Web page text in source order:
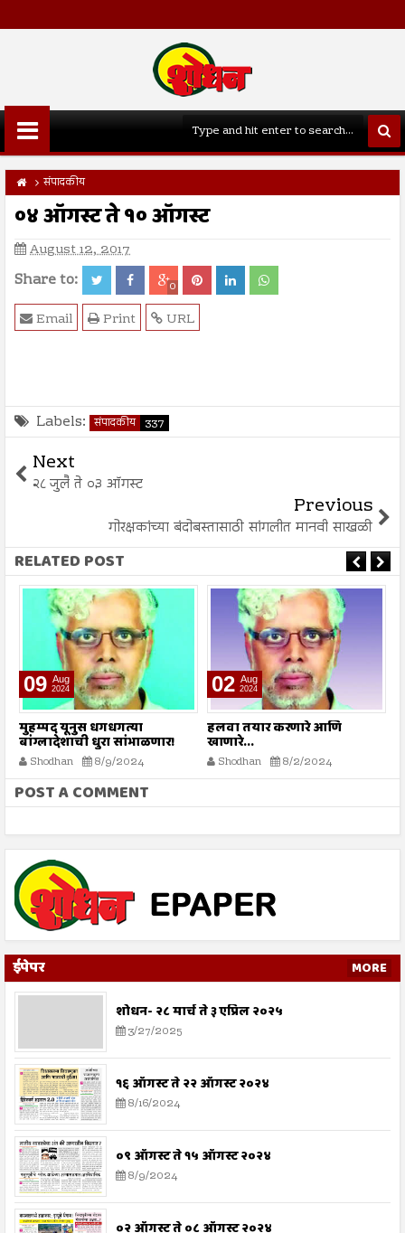
संपादकीय
०४ ऑगस्ट ते १० ऑगस्ट
August 12, 2017
Share to: 0
URL
Print
Email
Labels: संपादकीय 337
Next
२८ जुलै ते ०३ ऑगस्ट
Previous
गोरक्षकांच्या बंदोबस्तासाठी सांगलीत मानवी साखळी
RELATED POST
09 Aug
2024
मुहम्मद यूनुस धगधगत्या
बांग्लादेशाची धुरा सांभाळणार!
Shodhan 8/9/2024
02 Aug
2024
हलवा तयार करणारे आणि
खाणारे...
Shodhan 8/2/2024
POST A COMMENT
ईपेपर MORE
शोधन- २८ मार्च ते ३ एप्रिल २०२५
3/27/2025
१६ ऑगस्ट ते २२ ऑगस्ट २०२४
8/16/2024
०९ ऑगस्ट ते १५ ऑगस्ट २०२४
8/9/2024
०२ ऑगस्ट ते ०८ ऑगस्ट २०२४